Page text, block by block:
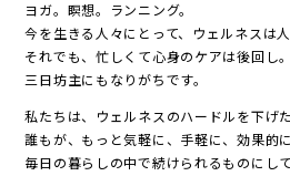
ヨガ。瞑想。ランニング。
今を生きる人々にとって、ウェルネスは
それでも、忙しくて心身のケアは後回し。
三日坊主にもなりがちです。
私たちは、ウェルネスのハードルを下げた
誰もが、もっと気軽に、手軽に、効果的に
毎日の暮らしの中で続けられるものにし